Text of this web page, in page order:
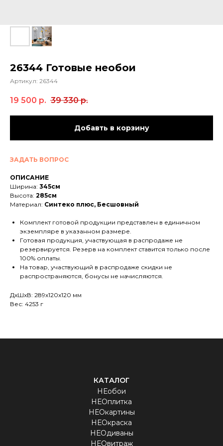
26344 Готовые необои
Артикул: 26344
19 500 р. 39 330 р.
Добавть в корзину
ЗАДАТЬ ВОПРОС
ОПИСАНИЕ
Ширина: 345см
Высота: 285см
Материал: Синтеко плюс, Бесшовный
Комплект готовой продукции представлен в единичном
экземпляре в указанном размере.
Готовая продукция, участвующая в распродаже не
резервируется. Резерв на комплект ставится только после
100% оплаты.
На товар, участвующий в распродаже скидки не
распространяются, бонусы не начисляются.
ДxШxВ: 289x120x120 мм
Вес: 4253 г
КАТАЛОГ
НЕобои
НЕОплитка
НЕОкартины
НЕОкраска
НЕОдиваны
НЕОвитраж